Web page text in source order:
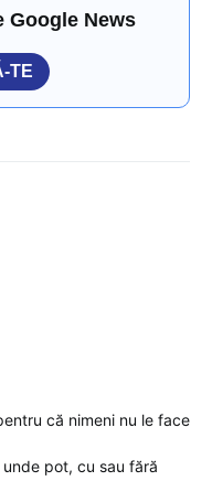
Google News
TE
că nimeni nu le face
pot, cu sau fără